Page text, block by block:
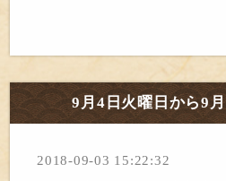
9月4日火曜日から9
2018-09-03 15:22:32